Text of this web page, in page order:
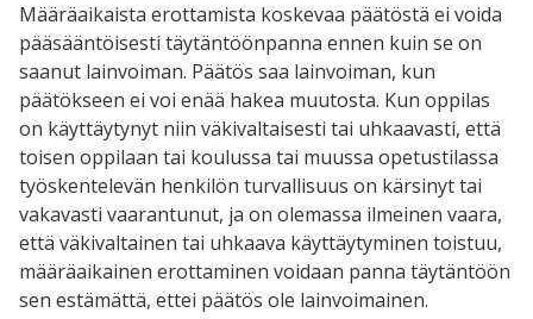
Määräaikaista erottamista koskevaa päätöstä ei voida
pääsääntöisesti täytäntöönpanna ennen kuin se on
saanut lainvoiman. Päätös saa lainvoiman, kun
päätökseen ei voi enää hakea muutosta. Kun oppilas
on käyttäytynyt niin väkivaltaisesti tai uhkaavasti, että
toisen oppilaan tai koulussa tai muussa opetustilassa
työskentelevän henkilön turvallisuus on kärsinyt tai
vakavasti vaarantunut, ja on olemassa ilmeinen vaara,
että väkivaltainen tai uhkaava käyttäytyminen toistuu,
määräaikainen erottaminen voidaan panna täytäntöön
sen estämättä, ettei päätös ole lainvoimainen.